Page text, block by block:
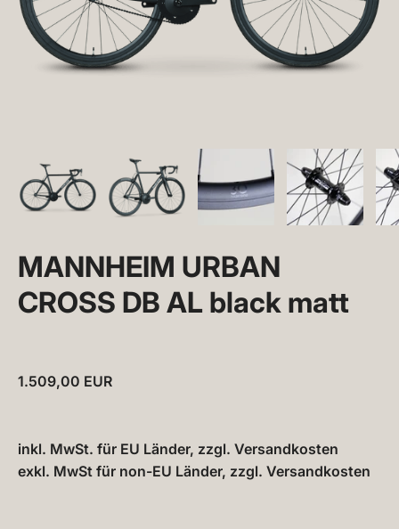
MANNHEIM URBAN
CROSS DB AL black matt
1.509,00 EUR
inkl. MwSt. für EU Länder, zzgl. Versandkosten
exkl. MwSt für non-EU Länder, zzgl. Versandkosten